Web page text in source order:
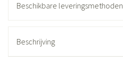
Beschikbare leveringsmethoden
Beschrijving